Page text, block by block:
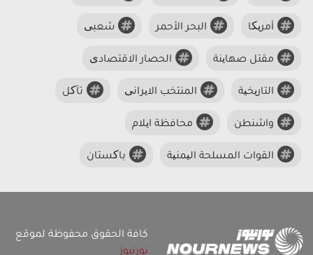
أمریکا البحر الأحمر شعبی
مقتل صهاینة الحصار الاقتصادی
التاریخیة المنتخب الایرانی تآکل
واشنطن محافظة ایلام
القوات المسلحة الیمنیة باکستان
كافة الحقوق محفوظة لموقع
نورنيوز